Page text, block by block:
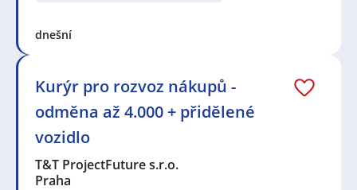
dnešní
Kurýr pro rozvoz nákupů -
odměna až 4.000 + přidělené
vozidlo
T&T ProjectFuture s.r.o.
Praha